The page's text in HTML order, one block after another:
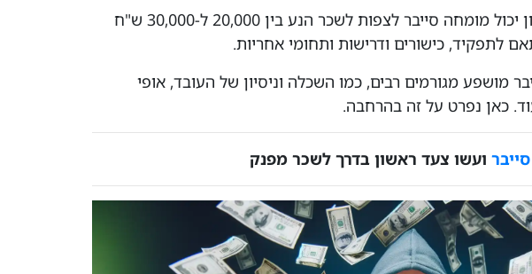
אחרי שצבר 5 שנות ניסיון יכול מומחה סייבר לצפות לשכר הנע בין 20,000 ל-30,000 ש"ח
לתפקיד, כישורים ודרישות ותחומי אחריות.
מושפע מגורמים רבים, כמו השכלה וניסיון של העובד, אופי
כאן נפרט על זה בהרחבה.
ועשו צעד ראשון בדרך לשכר מפנק